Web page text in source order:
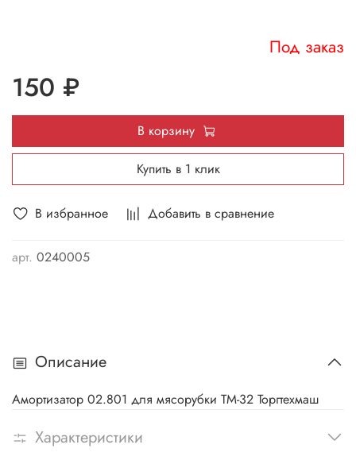
В избранное Добавить в сравнение
арт. 0240005
Под заказ
150 ₽
В корзину
Купить в 1 клик
Описание
Амортизатор 02.801 для мясорубки ТМ-32 Торгтехмаш
Характеристики